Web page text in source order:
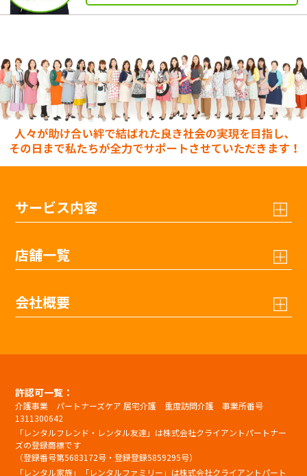
サービス内容
店舗一覧
会社概要
許認可一覧：
介護事業 パートナーズケア 居宅介護 重度訪問介護 事業所番号
1311300642
「レンタルフレンド・レンタル友達」は株式会社クライアントパートナー
ズの登録商標です
（登録番号第5683172号・登録登録5859295号）
「レンタル家族」「レンタルファミリー」は株式会社クライアントパート